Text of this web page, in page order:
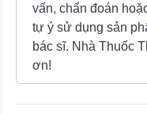
vấn, chẩn đoán
tự ý sử dụng sản
bác sĩ. Nhà Thuốc
ơn!